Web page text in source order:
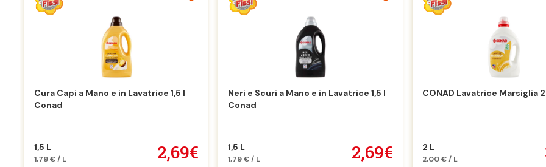
Cura Capi a Mano e in Lavatrice 1,5 l
Conad
1,5 L
1,79 € / L 2,69€
Neri e Scuri a Mano e in Lavatrice 1,5 l
Conad
1,5 L
1,79 € / L 2,69€
CONAD Lavatrice Marsiglia
2 L
2,00 € / L